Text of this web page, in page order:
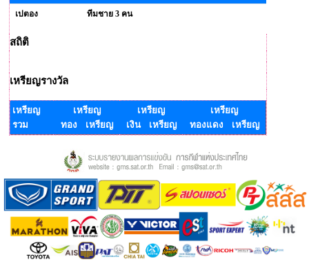
เปตอง
ทีมชาย 3 คน
สถิติ
เหรียญรางวัล
เหรียญ
รวม
เหรียญ
ทอง เหรียญ
เหรียญ
เงิน เหรียญ
เหรียญ
ทองแดง เหรียญ